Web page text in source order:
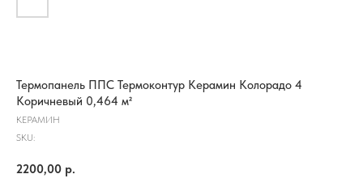
Термопанель ППС Термоконтур Керамин Колорадо 4
Коричневый 0,464 м²
КЕРАМИН
SKU:
2200,00 р.